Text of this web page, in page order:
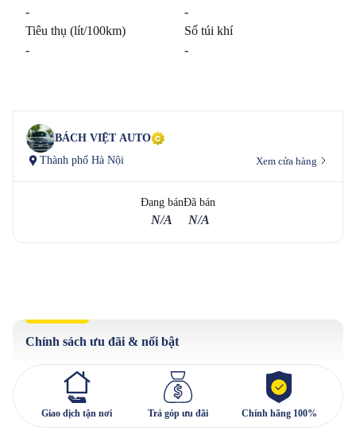
-
Tiêu thụ (lít/100km)
-
-
Số túi khí
-
BÁCH VIỆT AUTO
Thành phố Hà Nội
Xem cửa hàng
Đang bán
N/A
Đã bán
N/A
Chính sách ưu đãi & nổi bật
Giao dịch tận nơi Trả góp ưu đãi Chính hãng 100%